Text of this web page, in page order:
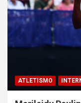
ATLETISMO